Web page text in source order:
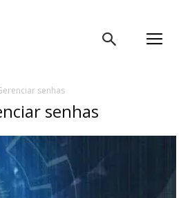
senhas
senhas